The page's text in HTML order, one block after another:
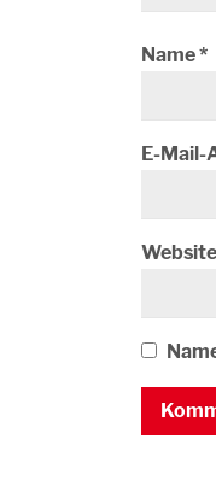
Name*
E-Mail-
Website